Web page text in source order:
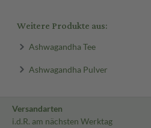
Weitere Produkte aus:
Ashwagandha Tee
Ashwagandha Pulver
Versandarten
i.d.R. am nächsten Werktag